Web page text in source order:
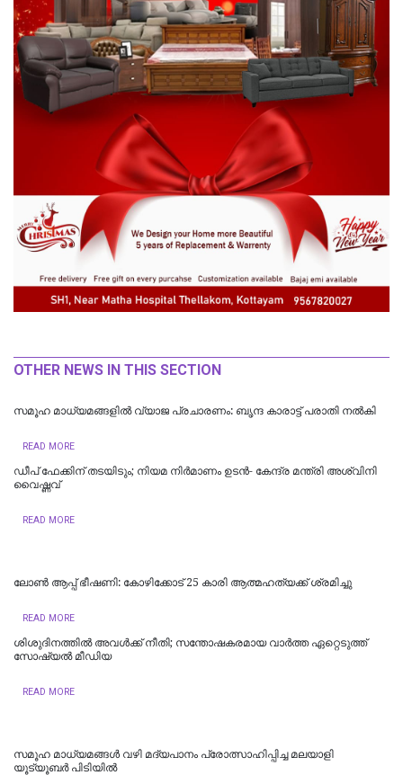
OTHER NEWS IN THIS SECTION
സമൂഹ മാധ്യമങ്ങളിൽ വ്യാജ പ്രചാരണം: ബൃന്ദ കാരാട്ട്‌ പരാതി നൽകി
READ MORE
ഡീപ് ഫേക്കിന് തടയിടും; നിയമ നിർമാണം ഉടന്‍- കേന്ദ്ര മന്ത്രി അശ്വിനി
വൈഷ്ണവ്
READ MORE
ലോണ്‍ ആപ്പ് ഭീഷണി: കോഴിക്കോട് 25 കാരി ആത്മഹത്യക്ക് ശ്രമിച്ചു
READ MORE
ശിശുദിനത്തില്‍ അവള്‍ക്ക് നീതി; സന്തോഷകരമായ വാര്‍ത്ത ഏറ്റെടുത്ത്
സോഷ്യല്‍ മീഡിയ
READ MORE
സമൂഹ മാധ്യമങ്ങള്‍ വഴി മദ്യപാനം പ്രോത്സാഹിപ്പിച്ച മലയാളി
യൂട്യൂബര്‍ പിടിയില്‍